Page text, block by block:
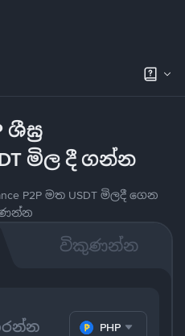
ශීඝ්‍ර
මිල දී ගන්න
P2P මත USDT මිලදී ගෙන
විකුණන්න
PHP